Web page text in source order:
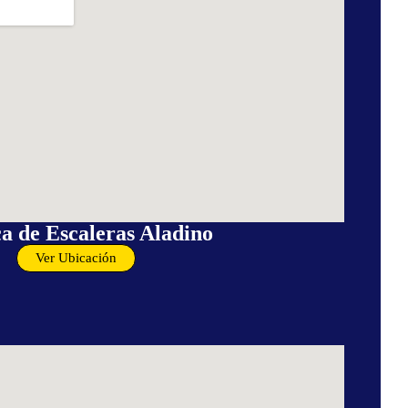
de Escaleras Aladino
Ver Ubicación